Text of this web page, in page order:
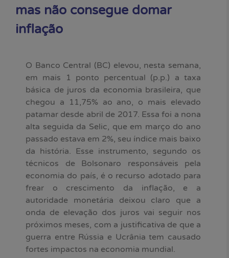
mas não consegue domar
inflação
O Banco Central (BC) elevou, nesta semana,
em mais 1 ponto percentual (p.p.) a taxa
básica de juros da economia brasileira, que
chegou a 11,75% ao ano, o mais elevado
patamar desde abril de 2017. Essa foi a nona
alta seguida da Selic, que em março do ano
passado estava em 2%, seu índice mais baixo
da história. Esse instrumento, segundo os
técnicos de Bolsonaro responsáveis pela
economia do país, é o recurso adotado para
frear o crescimento da inflação, e a
autoridade monetária deixou claro que a
onda de elevação dos juros vai seguir nos
próximos meses, com a justificativa de que a
guerra entre Rússia e Ucrânia tem causado
fortes impactos na economia mundial.